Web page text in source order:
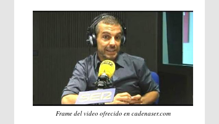
Frame del video ofrecido en cadenaser.com